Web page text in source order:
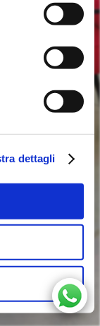
dettagli